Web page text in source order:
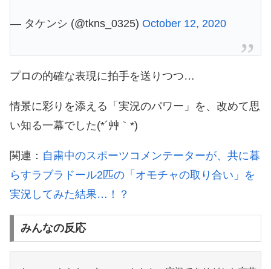
— タケンシ (@tkns_0325) October 12, 2020
プロの的確な表現に拍手を送りつつ…
情景に彩りを添える「実況のパワー」を、改めて思
い知る一幕でした(*´艸｀*)
関連： 自粛中のスポーツコメンテーターが、共に暮
らすラブラドール2匹の「オモチャの取り合い」を
実況してみた結果…！？
みんなの反応